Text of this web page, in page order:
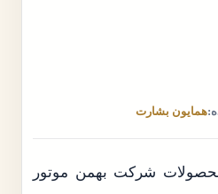
همایون بشارت
شرکت بهمن موتور